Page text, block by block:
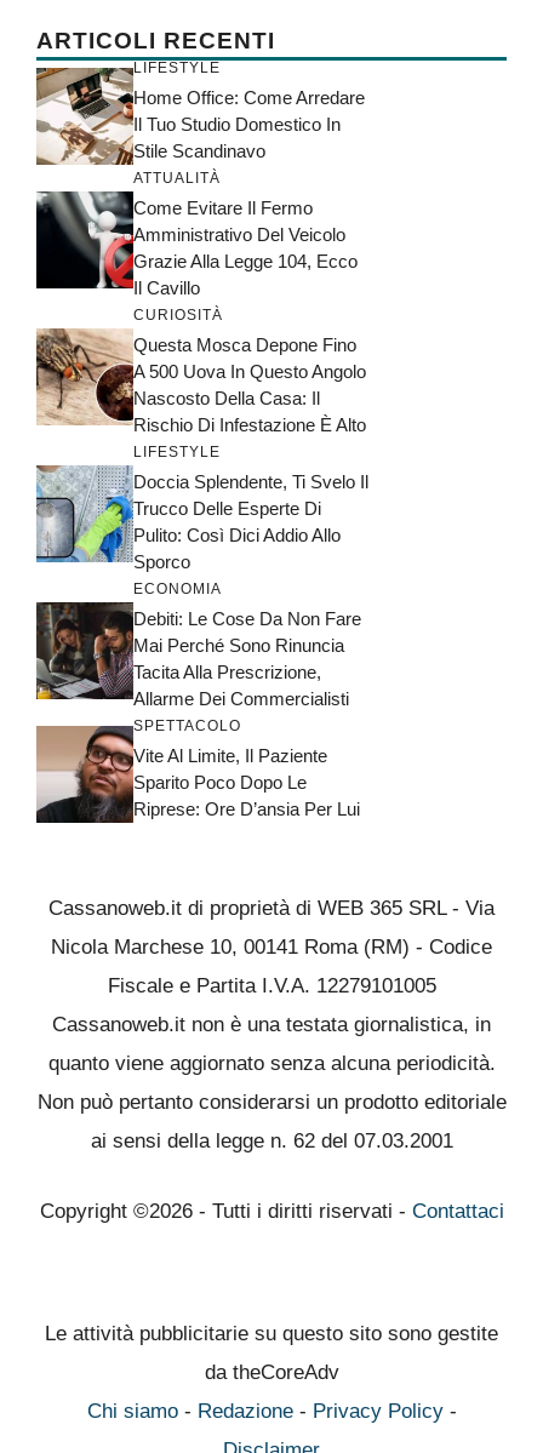
ARTICOLI RECENTI
LIFESTYLE
Home Office: Come Arredare
Il Tuo Studio Domestico In
Stile Scandinavo
ATTUALITÀ
Come Evitare Il Fermo
Amministrativo Del Veicolo
Grazie Alla Legge 104, Ecco
Il Cavillo
CURIOSITÀ
Questa Mosca Depone Fino
A 500 Uova In Questo Angolo
Nascosto Della Casa: Il
Rischio Di Infestazione È Alto
LIFESTYLE
Doccia Splendente, Ti Svelo Il
Trucco Delle Esperte Di
Pulito: Così Dici Addio Allo
Sporco
ECONOMIA
Debiti: Le Cose Da Non Fare
Mai Perché Sono Rinuncia
Tacita Alla Prescrizione,
Allarme Dei Commercialisti
SPETTACOLO
Vite Al Limite, Il Paziente
Sparito Poco Dopo Le
Riprese: Ore D’ansia Per Lui
Cassanoweb.it di proprietà di WEB 365 SRL - Via
Nicola Marchese 10, 00141 Roma (RM) - Codice
Fiscale e Partita I.V.A. 12279101005
Cassanoweb.it non è una testata giornalistica, in
quanto viene aggiornato senza alcuna periodicità.
Non può pertanto considerarsi un prodotto editoriale
ai sensi della legge n. 62 del 07.03.2001
Copyright ©2026 - Tutti i diritti riservati - Contattaci
Le attività pubblicitarie su questo sito sono gestite
da theCoreAdv
Chi siamo- Redazione- Privacy Policy-